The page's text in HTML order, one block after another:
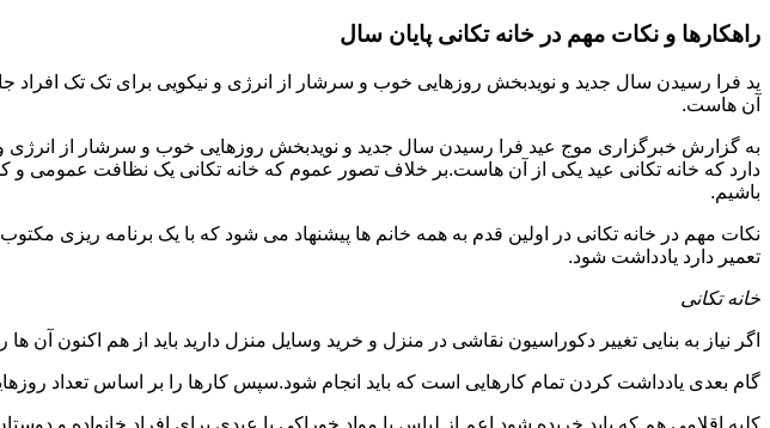
راهکارها و نکات مهم در خانه تکانی پایان سال
ید فرا رسیدن سال جدید و نویدبخش روزهایی خوب و سرشار از انرژی و نیکویی برای تک تک افراد
آن هاست.
به گزارش خبرگزاری موج عید فرا رسیدن سال جدید و نویدبخش روزهایی خوب و سرشار از انرژی
دارد که خانه تکانی عید یکی از آن هاست.بر خلاف تصور عموم که خانه تکانی یک نظافت عمومی و
باشیم.
نکات مهم در خانه تکانی در اولین قدم به همه خانم ها پیشنهاد می شود که با یک برنامه ریزی مکتوب
تعمیر دارد یادداشت شود.
خانه تکانی
اگر نیاز به بنایی تغییر دکوراسیون نقاشی در منزل و خرید وسایل منزل دارید باید از هم اکنون آن
گام بعدی یادداشت کردن تمام کارهایی است که باید انجام شود.سپس کارها را بر اساس تعداد
کلیه اقلامی هم که باید خریده شود اعم از لباس یا مواد خوراکی یا عیدی برای افراد خانواده و